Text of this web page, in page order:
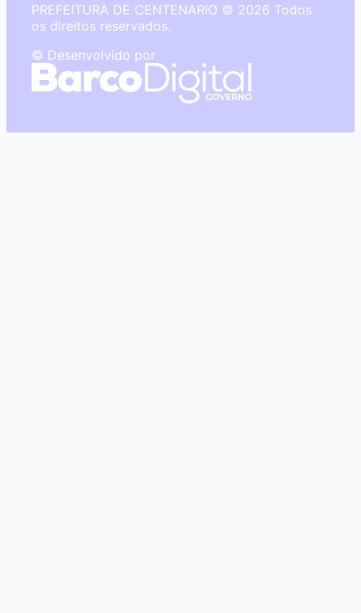
PREFEITURA DE CENTENARIO © 2026 Todos
os direitos reservados.
© Desenvolvido por